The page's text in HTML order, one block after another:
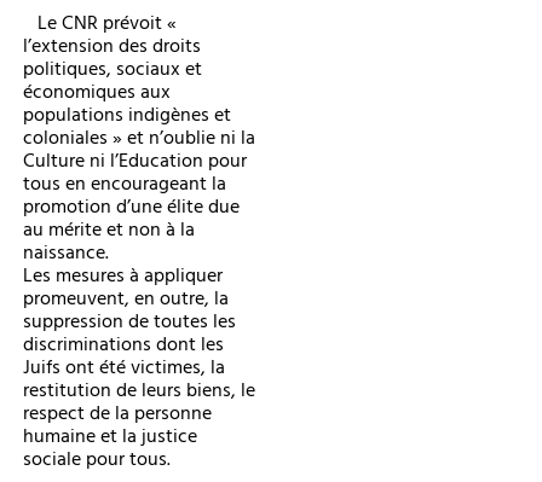
Le CNR prévoit «
l’extension des droits
politiques, sociaux et
économiques aux
populations indigènes et
coloniales » et n’oublie ni la
Culture ni l’Education pour
tous en encourageant la
promotion d’une élite due
au mérite et non à la
naissance.
Les mesures à appliquer
promeuvent, en outre, la
suppression de toutes les
discriminations dont les
Juifs ont été victimes, la
restitution de leurs biens, le
respect de la personne
humaine et la justice
sociale pour tous.